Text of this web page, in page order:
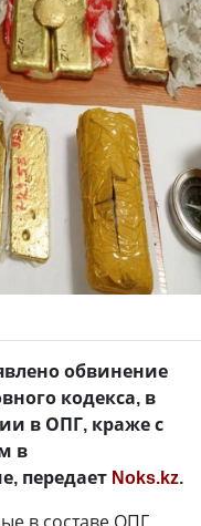
обвинение
кодекса, в
в ОПГ, краже с
в
передает Noks.kz.